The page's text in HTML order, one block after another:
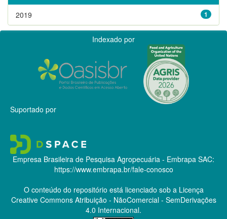
1
2019
Indexado por
Suportado por
Empresa Brasileira de Pesquisa Agropecuária - Embrapa SAC:
https://www.embrapa.br/fale-conosco
O conteúdo do repositório está licenciado sob a Licença
Creative CommonsAtribuição - NãoComercial - SemDerivações
4.0 Internacional.